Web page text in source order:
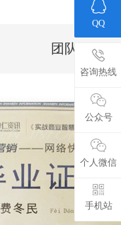
团队展示
QQ
咨询热线
公众号
个人微信
手机站